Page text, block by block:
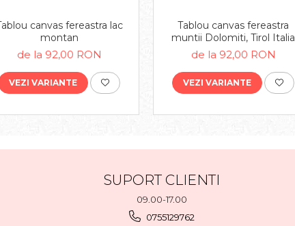
canvas fereastra lac
montan
de la 92,00 RON
VEZI VARIANTE
Tablou canvas fereastra
muntii Dolomiti, Tirol Italia
de la 92,00 RON
VEZI VARIANTE
SUPORT CLIENTI
09.00-17.00
0755129762